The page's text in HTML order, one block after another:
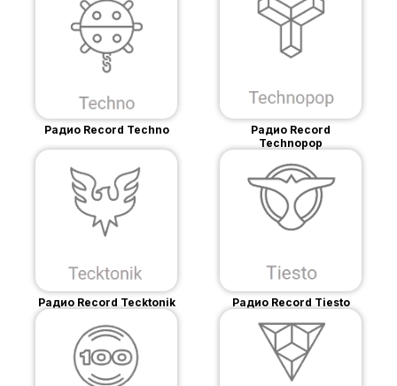
Радио Record Techno
Радио Record
Technopop
Радио Record Tecktonik Радио Record Tiesto